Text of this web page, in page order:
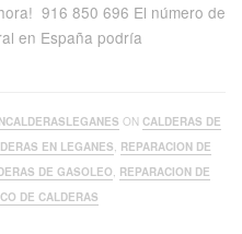
916 850 696 El número de
en España podría
ON CALDERAS DE
EN LEGANES, REPARACION DE
DE GASOLEO, REPARACION DE
DE CALDERAS